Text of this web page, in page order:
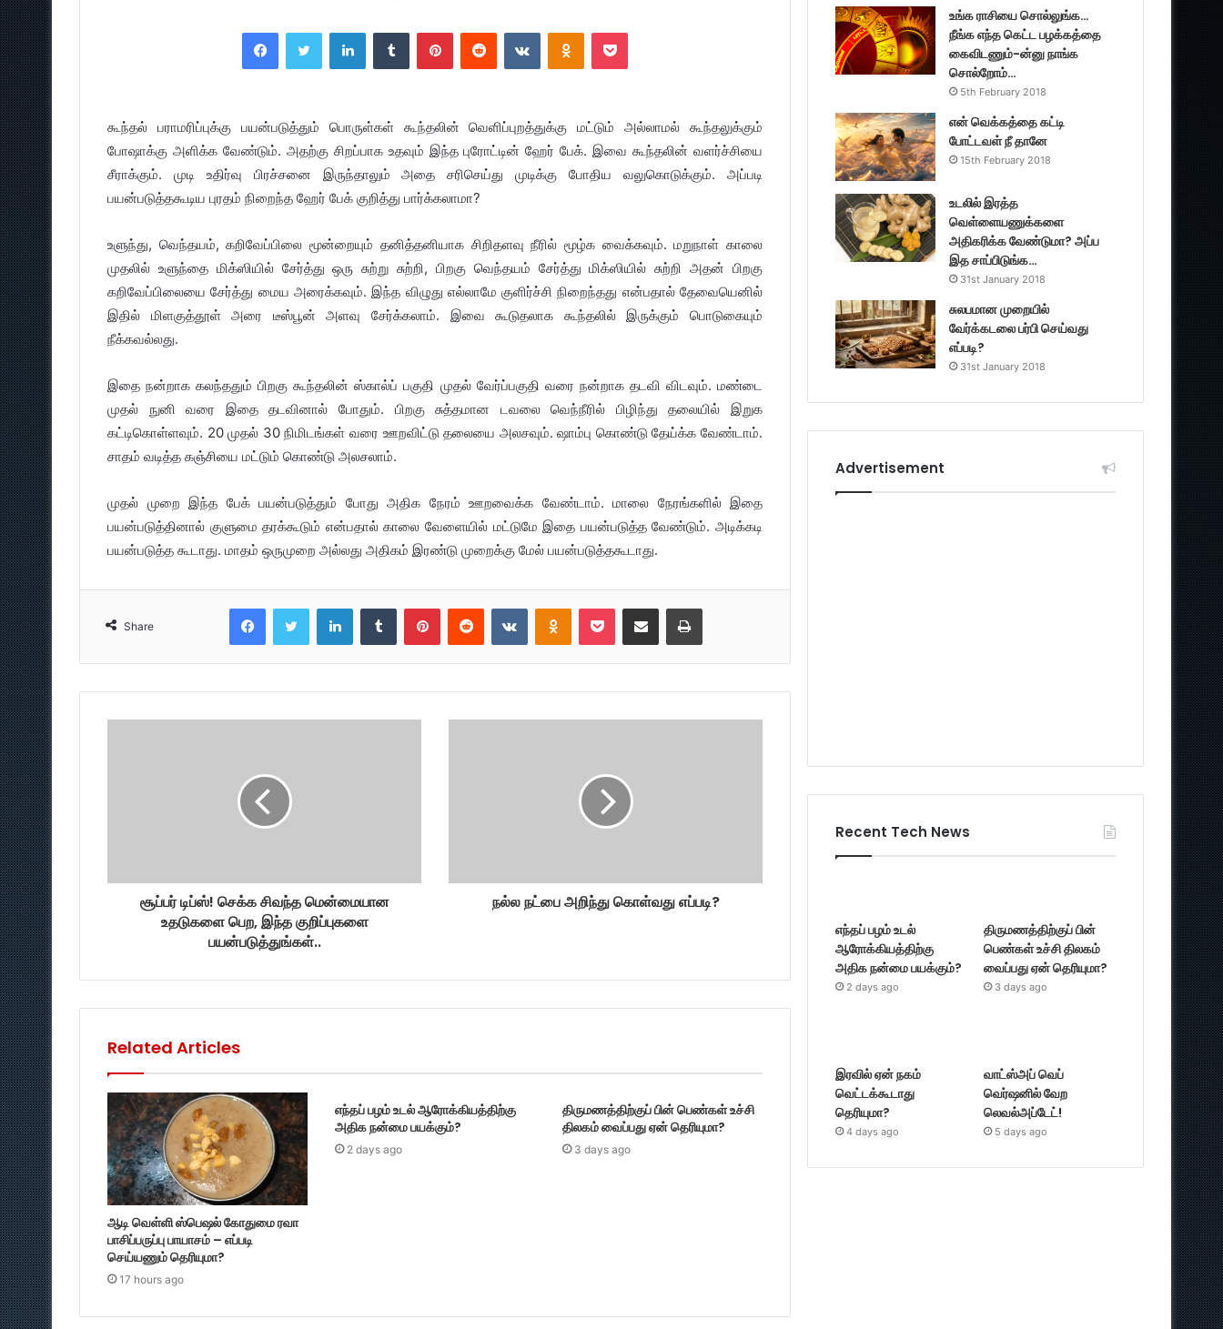
FacebookTwitter LinkedInTumblr PinterestReddit VKontakteOdnoklassniki
Pocket
கூந்தல் பராமரிப்புக்கு பயன்படுத்தும் பொருள்கள் கூந்தலின் வெளிப்புறத்துக்கு மட்டும் அல்லாமல் கூந்தலுக்கும்
போஷாக்கு அளிக்க வேண்டும். அதற்கு சிறப்பாக உதவும் இந்த புரோட்டின் ஹேர் பேக். இவை கூந்தலின் வளர்ச்சியை
சீராக்கும். முடி உதிர்வு பிரச்சனை இருந்தாலும் அதை சரிசெய்து முடிக்கு போதிய வலுகொடுக்கும். அப்படி
பயன்படுத்தகூடிய புரதம் நிறைந்த ஹேர் பேக் குறித்து பார்க்கலாமா?
உளுந்து, வெந்தயம், கறிவேப்பிலை மூன்றையும் தனித்தனியாக சிறிதளவு நீரில் மூழ்க வைக்கவும். மறுநாள் காலை
முதலில் உளுந்தை மிக்ஸியில் சேர்த்து ஒரு சுற்று சுற்றி, பிறகு வெந்தயம் சேர்த்து மிக்ஸியில் சுற்றி அதன் பிறகு
கறிவேப்பிலையை சேர்த்து மைய அரைக்கவும். இந்த விழுது எல்லாமே குளிர்ச்சி நிறைந்தது என்பதால் தேவையெனில்
இதில் மிளகுத்தூள் அரை டீஸ்பூன் அளவு சேர்க்கலாம். இவை கூடுதலாக கூந்தலில் இருக்கும் பொடுகையும்
நீக்கவல்லது.
இதை நன்றாக கலந்ததும் பிறகு கூந்தலின் ஸ்கால்ப் பகுதி முதல் வேர்ப்பகுதி வரை நன்றாக தடவி விடவும். மண்டை
முதல் நுனி வரை இதை தடவினால் போதும். பிறகு சுத்தமான டவலை வெந்நீரில் பிழிந்து தலையில் இறுக
கட்டிகொள்ளவும். 20 முதல் 30 நிமிடங்கள் வரை ஊறவிட்டு தலையை அலசவும். ஷாம்பு கொண்டு தேய்க்க வேண்டாம்.
சாதம் வடித்த கஞ்சியை மட்டும் கொண்டு அலசலாம்.
முதல் முறை இந்த பேக் பயன்படுத்தும் போது அதிக நேரம் ஊறவைக்க வேண்டாம். மாலை நேரங்களில் இதை
பயன்படுத்தினால் குளுமை தரக்கூடும் என்பதால் காலை வேளையில் மட்டுமே இதை பயன்படுத்த வேண்டும். அடிக்கடி
பயன்படுத்த கூடாது. மாதம் ஒருமுறை அல்லது அதிகம் இரண்டு முறைக்கு மேல் பயன்படுத்தகூடாது.
Share
FacebookTwitter LinkedInTumblr PinterestReddit VKontakteOdnoklassniki
Pocket Share via Email Print
சூப்பர் டிப்ஸ்! செக்க சிவந்த மென்மையான
உதடுகளை பெற, இந்த குறிப்புகளை
பயன்படுத்துங்கள்..
நல்ல நட்பை அறிந்து கொள்வது எப்படி?
Related Articles
ஆடி வெள்ளி ஸ்பெஷல் கோதுமை ரவா
பாசிப்பருப்பு பாயாசம் – எப்படி
செய்யணும் தெரியுமா?
17 hours ago
எந்தப் பழம் உடல் ஆரோக்கியத்திற்கு
அதிக நன்மை பயக்கும்?
2 days ago
திருமணத்திற்குப் பின் பெண்கள் உச்சி
திலகம் வைப்பது ஏன் தெரியுமா?
3 days ago
உங்க ராசியை சொல்லுங்க…
நீங்க எந்த கெட்ட பழக்கத்தை
கைவிடணும்-ன்னு நாங்க
சொல்றோம்…
5th February 2018
என் வெக்கத்தை கட்டி
போட்டவள் நீ தானே
15th February 2018
உடலில் இரத்த
வெள்ளையணுக்களை
அதிகரிக்க வேண்டுமா? அப்ப
இத சாப்பிடுங்க…
31st January 2018
சுலபமான முறையில்
வேர்க்கடலை பர்பி செய்வது
எப்படி?
31st January 2018
Advertisement
Recent Tech News
எந்தப் பழம் உடல்
ஆரோக்கியத்திற்கு
அதிக நன்மை பயக்கும்?
2 days ago
திருமணத்திற்குப் பின்
பெண்கள் உச்சி திலகம்
வைப்பது ஏன் தெரியுமா?
3 days ago
இரவில் ஏன் நகம்
வெட்டக்கூடாது
தெரியுமா?
4 days ago
வாட்ஸ்அப் வெப்
வெர்ஷனில் வேற
லெவல்அப்டேட்!
5 days ago